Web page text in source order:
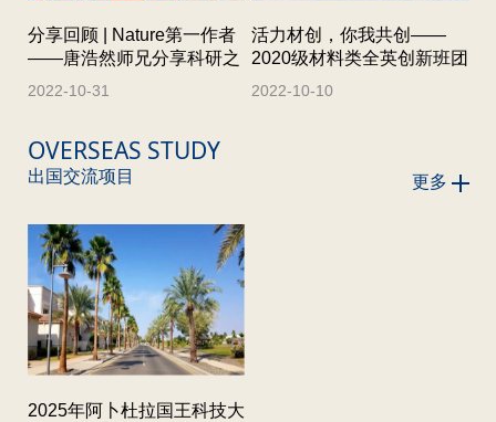
分享回顾 | Nature第一作者
——唐浩然师兄分享科研之
路的规划选择
2022-10-31
活力材创，你我共创——
2020级材料类全英创新班团
支部成果展示
2022-10-10
OVERSEAS STUDY
更多
出国交流项目
2025年阿卜杜拉国王科技大